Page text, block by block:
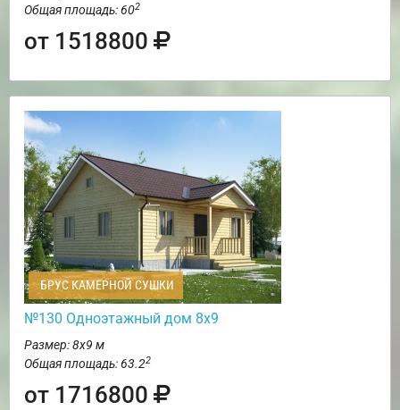
Общая площадь: 602
от 1518800
БРУС КАМЕРНОЙ СУШКИ
№130 Одноэтажный дом 8х9
Размер: 8х9 м
Общая площадь: 63.22
от 1716800